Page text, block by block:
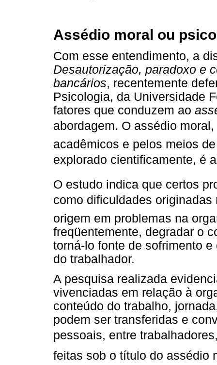
Assédio moral ou
Com esse entendimento, a
Desautorização, paradoxo e
bancários, recentemente
Psicologia, da Universidade
fatores que conduzem ao
abordagem. O assédio
acadêmicos e pelos meios
explorado cientificamente, é
O estudo indica que certos
como dificuldades
origem em problemas na
freqüentemente, degradar o
torná-lo fonte de sofrimento
do trabalhador.
A pesquisa realizada
vivenciadas em relação à
conteúdo do trabalho,
podem ser transferidas e
pessoais, entre
feitas sob o título do assédio